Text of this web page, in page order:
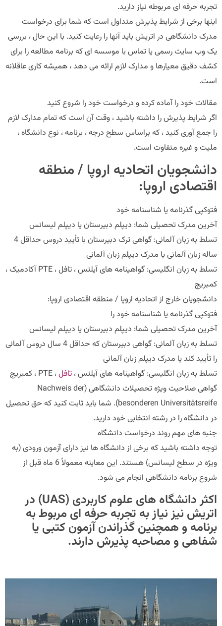
تجربه حرفه ای مربوطه نیاز دارید.
اینها برخی از شرایط پذیرش متداول است که شما برای درخواست
مدرک دانشگاهی در اتریش باید آنها را رعایت کنید. با این حال ، بررسی
یک وب سایت رسمی یا تماس با موسسه ای که برنامه مطالعه را برای
کشف دقیق معیارها و مدارک لازم ارائه می دهد ، همیشه کاری عاقلانه
است.
مقالات خود را آماده کرده و درخواست خود را شروع کنید
اگر شرایط پذیرش را داشته باشید ، وقت آن است که تمام مدارک لازم
را جمع آوری کنید ، که براساس سطح درجه ، برنامه ، نوع دانشگاه ،
ملیت و غیره متفاوت است.
دانشجویان اتحادیه اروپا / منطقه
اقتصادی اروپا:
فتوکپی گذرنامه یا شناسنامه خود
آخرین مدرک تحصیلی شما: دیپلم دبیرستان یا دیپلم لیسانس
تسلط به زبان آلمانی: گواهی ترک دبیرستان با تأیید دروس حداقل 4
ساله زبان آلمانی یا مدرک دیپلم زبان آلمانی
تسلط به زبان انگلیسی: گواهینامه های آیلتس ، تافل ، PTE آکادمیک ،
کمبریج
دانشجویان خارج از اتحادیه اروپا / منطقه اقتصادی اروپا:
فتوکپی گذرنامه یا شناسنامه خود را
آخرین مدرک تحصیلی شما: دیپلم دبیرستان یا دیپلم لیسانس
تسلط به زبان آلمانی: گواهی دبیرستان که حداقل 4 سال دروس آلمانی
را تأیید کند یا مدرک دیپلم زبان آلمانی
تسلط به زبان انگلیسی: گواهینامه های آیلتس ، تافل ، PTE ، کمبریج
گواهی صلاحیت ویژه تحصیلات دانشگاهی (Nachweis der
besonderen Universitätsreife). شما باید ثابت کنید که حق تحصیل
در دانشگاه را در رشته انتخابی خود دارید.
جنبه های مهم روند درخواست دانشگاه
توجه داشته باشید که برخی از دانشگاه ها نیز دارای آزمون ورودی (به
ویژه در سطح لیسانس) هستند. این معاینه معمولاً 6 ماه قبل از
شروع برنامه دانشگاهی انجام می شود.
اکثر دانشگاه های علوم کاربردی (UAS) در
اتریش نیز نیاز به تجربه حرفه ای مربوط به
برنامه و همچنین گذراندن آزمون کتبی یا
شفاهی و مصاحبه پذیرش دارند.